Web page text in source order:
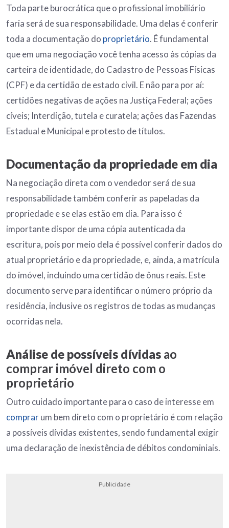
Toda parte burocrática que o profissional imobiliário
faria será de sua responsabilidade. Uma delas é conferir
toda a documentação do proprietário. É fundamental
que em uma negociação você tenha acesso às cópias da
carteira de identidade, do Cadastro de Pessoas Físicas
(CPF) e da certidão de estado civil. E não para por aí:
certidões negativas de ações na Justiça Federal; ações
cíveis; Interdição, tutela e curatela; ações das Fazendas
Estadual e Municipal e protesto de títulos.
Documentação da propriedade em dia
Na negociação direta com o vendedor será de sua
responsabilidade também conferir as papeladas da
propriedade e se elas estão em dia. Para isso é
importante dispor de uma cópia autenticada da
escritura, pois por meio dela é possível conferir dados do
atual proprietário e da propriedade, e, ainda, a matrícula
do imóvel, incluindo uma certidão de ônus reais. Este
documento serve para identificar o número próprio da
residência, inclusive os registros de todas as mudanças
ocorridas nela.
Análise de possíveis dívidas ao
comprar imóvel direto com o
proprietário
Outro cuidado importante para o caso de interesse em
comprarum bem direto com o proprietário é com relação
a possíveis dívidas existentes, sendo fundamental exigir
uma declaração de inexistência de débitos condominiais.
Publicidade